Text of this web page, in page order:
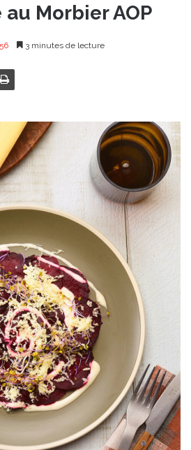
Morbier AOP
3 minutes de lecture